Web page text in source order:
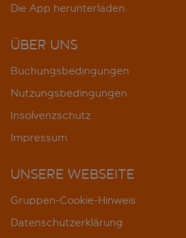
Die App herunterladen
ÜBER UNS
Buchungsbedingungen
Nutzungsbedingungen
Insolvenzschutz
Impressum
UNSERE WEBSEITE
Gruppen-Cookie-Hinweis
Datenschutzerklärung